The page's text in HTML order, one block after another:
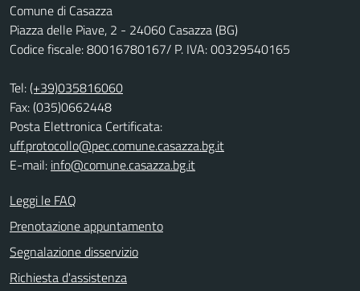
Comune di Casazza
Piazza delle Piave, 2 - 24060 Casazza (BG)
Codice fiscale: 80016780167/ P. IVA: 00329540165
Tel:(+39)035816060
Fax: (035)0662448
Posta Elettronica Certificata:
uff.protocollo@pec.comune.casazza.bg.it
E-mail: info@comune.casazza.bg.it
Leggi le FAQ
Prenotazione appuntamento
Segnalazione disservizio
Richiesta d'assistenza